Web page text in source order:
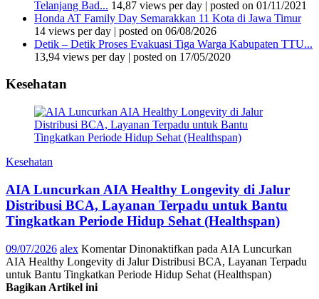
Telanjang Bad... 14,87 views per day | posted on 01/11/2021
Honda AT Family Day Semarakkan 11 Kota di Jawa Timur
14 views per day | posted on 06/08/2026
Detik – Detik Proses Evakuasi Tiga Warga Kabupaten TTU...
13,94 views per day | posted on 17/05/2020
Kesehatan
Kesehatan
AIA Luncurkan AIA Healthy Longevity di Jalur
Distribusi BCA, Layanan Terpadu untuk Bantu
Tingkatkan Periode Hidup Sehat (Healthspan)
09/07/2026 alex Komentar Dinonaktifkan pada AIA Luncurkan
AIA Healthy Longevity di Jalur Distribusi BCA, Layanan Terpadu
untuk Bantu Tingkatkan Periode Hidup Sehat (Healthspan)
Bagikan Artikel ini